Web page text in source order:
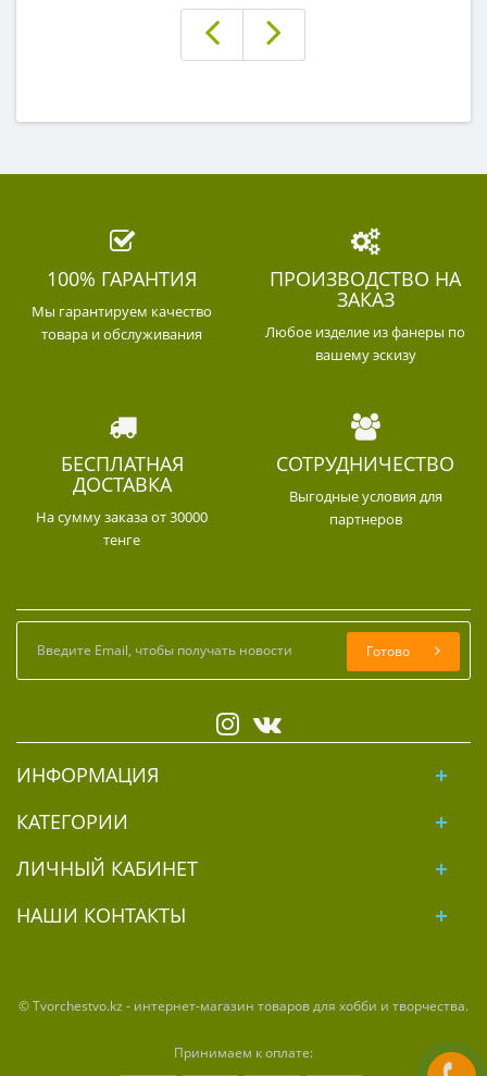
100% ГАРАНТИЯ
Мы гарантируем качество
товара и обслуживания
ПРОИЗВОДСТВО НА
ЗАКАЗ
Любое изделие из фанеры по
вашему эскизу
БЕСПЛАТНАЯ
ДОСТАВКА
На сумму заказа от 30000
тенге
СОТРУДНИЧЕСТВО
Выгодные условия для
партнеров
Готово
ИНФОРМАЦИЯ
КАТЕГОРИИ
ЛИЧНЫЙ КАБИНЕТ
НАШИ КОНТАКТЫ
© Tvorchestvo.kz - интернет-магазин товаров для хобби и творчества.
Принимаем к оплате: